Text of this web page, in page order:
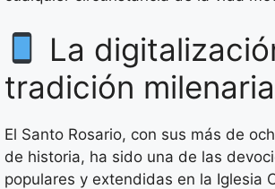
La
tradición milenaria
El Santo Rosario, con sus más de
de historia, ha sido una de las
populares y extendidas en la Iglesia